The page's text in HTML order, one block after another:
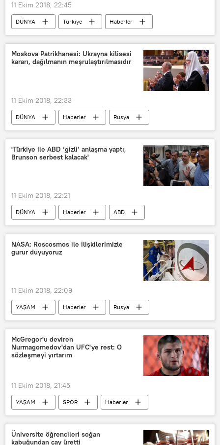
11 Ekim 2018, 22:45
DÜNYA Türkiye
Haberler
TÜRKİYE
Deniz Gezmiş
Mahir Çayan
İbrahim Kaypakkaya
NATO
Moskova Patrikhanesi: Ukrayna kilisesi
kararı, dağılmanın meşrulaştırılmasıdır
11 Ekim 2018, 22:33
DÜNYA Haberler
Rusya
Rus Ortodoks Kilisesi
Ukrayna
Moskova Patriği Kirill
'Türkiye ile ABD ‘gizli’ anlaşma yaptı,
Brunson serbest kalacak'
11 Ekim 2018, 22:21
DÜNYA Haberler
ABD
TÜRKİYE
Andrew Brunson
Birleşmiş Milletler Güvenlik Konseyi (BMGK)
NASA: Roscosmos ile ilişkilerimizle
gurur duyuyoruz
11 Ekim 2018, 22:09
YAŞAM Haberler
Rusya
ABD
NASA Roscosmos
McGregor'u deviren
Nurmagomedov'dan UFC'ye rest: O
sözleşmeyi yırtarım
11 Ekim 2018, 21:45
YAŞAM SPOR
Haberler
Rusya
Dağıstan
İrlanda
ABD
Las Vegas
Üniversite öğrencileri soğan
kabuğundan çay üretti